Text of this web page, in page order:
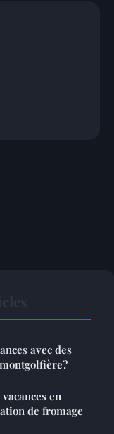
avec des
en
de fromage